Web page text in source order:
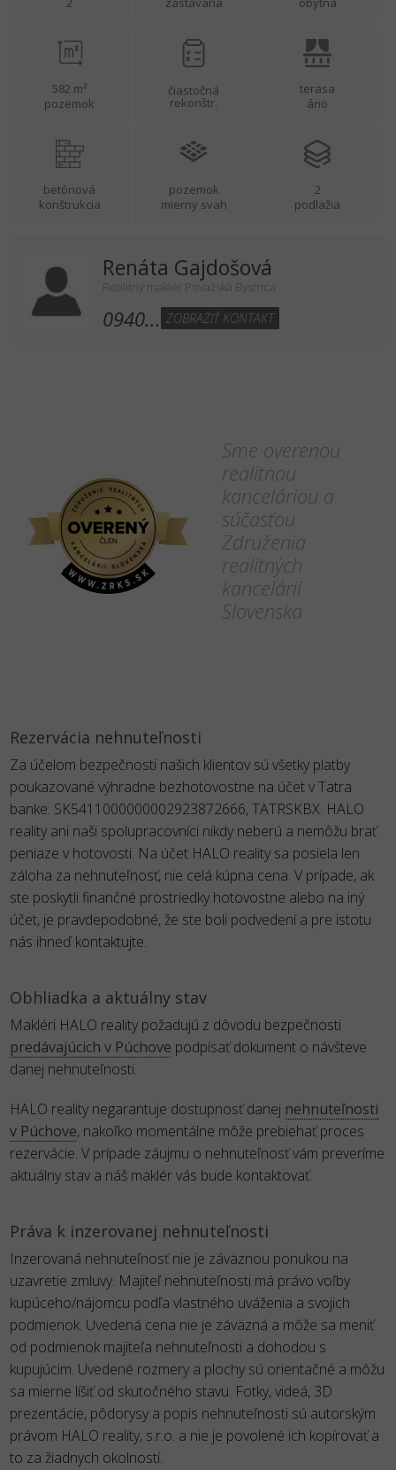
582 m²
pozemok
čiastočná
rekonštr.
terasa
áno
betónová
konštrukcia
pozemok
mierny svah
2
podlažia
Renáta Gajdošová
Realitný maklér Považská Bystrica
0940... ZOBRAZIŤ KONTAKT
Sme overenou
realitnou
kanceláriou a
súčasťou
Združenia
realitných
kancelárii
Slovenska
Rezervácia nehnuteľnosti
Za účelom bezpečnosti našich klientov sú všetky platby
poukazované výhradne bezhotovostne na účet v Tatra
banke: SK5411000000002923872666, TATRSKBX. HALO
reality ani naši spolupracovníci nikdy neberú a nemôžu brať
peniaze v hotovosti. Na účet HALO reality sa posiela len
záloha za nehnuteľnosť, nie celá kúpna cena. V prípade, ak
ste poskytli finančné prostriedky hotovostne alebo na iný
účet, je pravdepodobné, že ste boli podvedení a pre istotu
nás ihneď kontaktujte.
Obhliadka a aktuálny stav
Makléri HALO reality požadujú z dôvodu bezpečnosti
predávajúcich v Púchove podpísať dokument o návšteve
danej nehnuteľnosti.
HALO reality negarantuje dostupnosť danej nehnuteľnosti
v Púchove, nakoľko momentálne môže prebiehať proces
rezervácie. V prípade záujmu o nehnuteľnosť vám preveríme
aktuálny stav a náš maklér vás bude kontaktovať.
Práva k inzerovanej nehnuteľnosti
Inzerovaná nehnuteľnosť nie je záväznou ponukou na
uzavretie zmluvy. Majiteľ nehnuteľnosti má právo voľby
kupúceho/nájomcu podľa vlastného uváženia a svojich
podmienok. Uvedená cena nie je záväzná a môže sa meniť
od podmienok majiteľa nehnuteľnosti a dohodou s
kupujúcim. Uvedené rozmery a plochy sú orientačné a môžu
sa mierne líšiť od skutočného stavu. Fotky, videá, 3D
prezentácie, pôdorysy a popis nehnuteľnosti sú autorským
právom HALO reality, s.r.o. a nie je povolené ich kopírovať a
to za žiadnych okolností.